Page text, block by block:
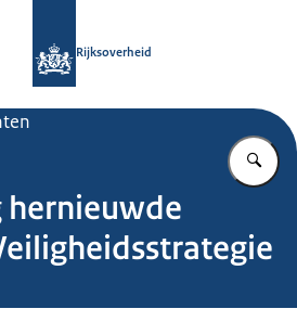
Rijksoverheid